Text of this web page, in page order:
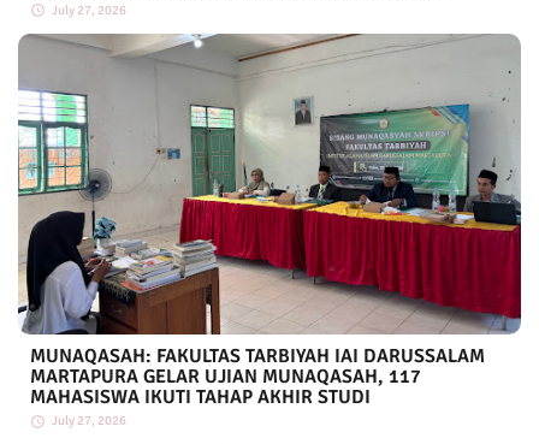
July 27, 2026
MUNAQASAH: FAKULTAS TARBIYAH IAI DARUSSALAM
MARTAPURA GELAR UJIAN MUNAQASAH, 117
MAHASISWA IKUTI TAHAP AKHIR STUDI
July 27, 2026